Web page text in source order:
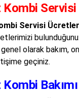
Kombi
Servisi
genel olarak bakım,
geçiniz.